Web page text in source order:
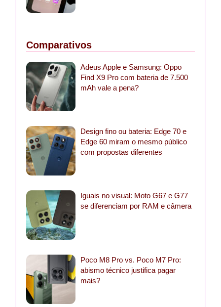
Comparativos
Adeus Apple e Samsung: Oppo
Find X9 Pro com bateria de 7.500
mAh vale a pena?
Design fino ou bateria: Edge 70 e
Edge 60 miram o mesmo público
com propostas diferentes
Iguais no visual: Moto G67 e G77
se diferenciam por RAM e câmera
Poco M8 Pro vs. Poco M7 Pro:
abismo técnico justifica pagar
mais?